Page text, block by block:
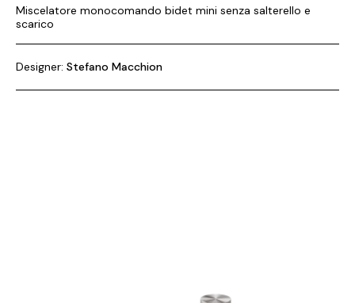
Miscelatore monocomando bidet mini senza salterello e
scarico
Designer: Stefano Macchion